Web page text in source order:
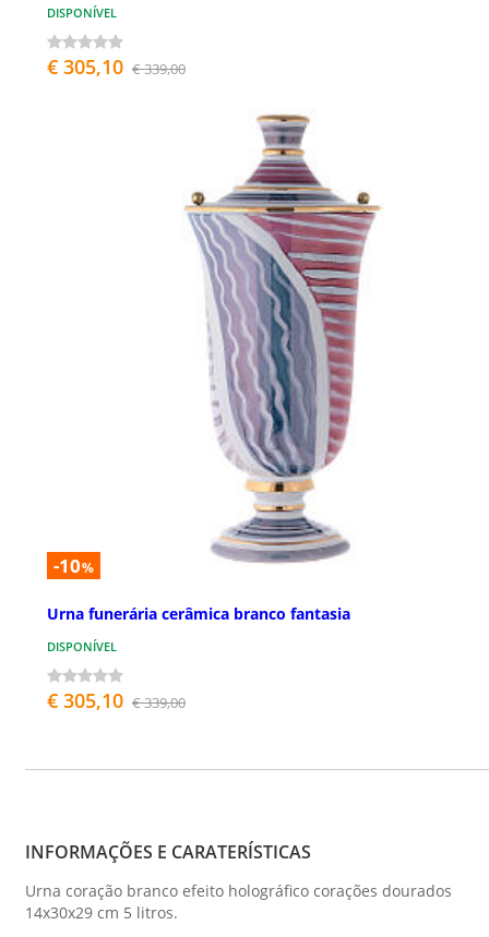
DISPONÍVEL
€ 305,10 € 339,00
-10%
Urna funerária cerâmica branco fantasia
DISPONÍVEL
€ 305,10 € 339,00
INFORMAÇÕES E CARATERÍSTICAS
Urna coração branco efeito holográfico corações dourados
14x30x29 cm 5 litros.